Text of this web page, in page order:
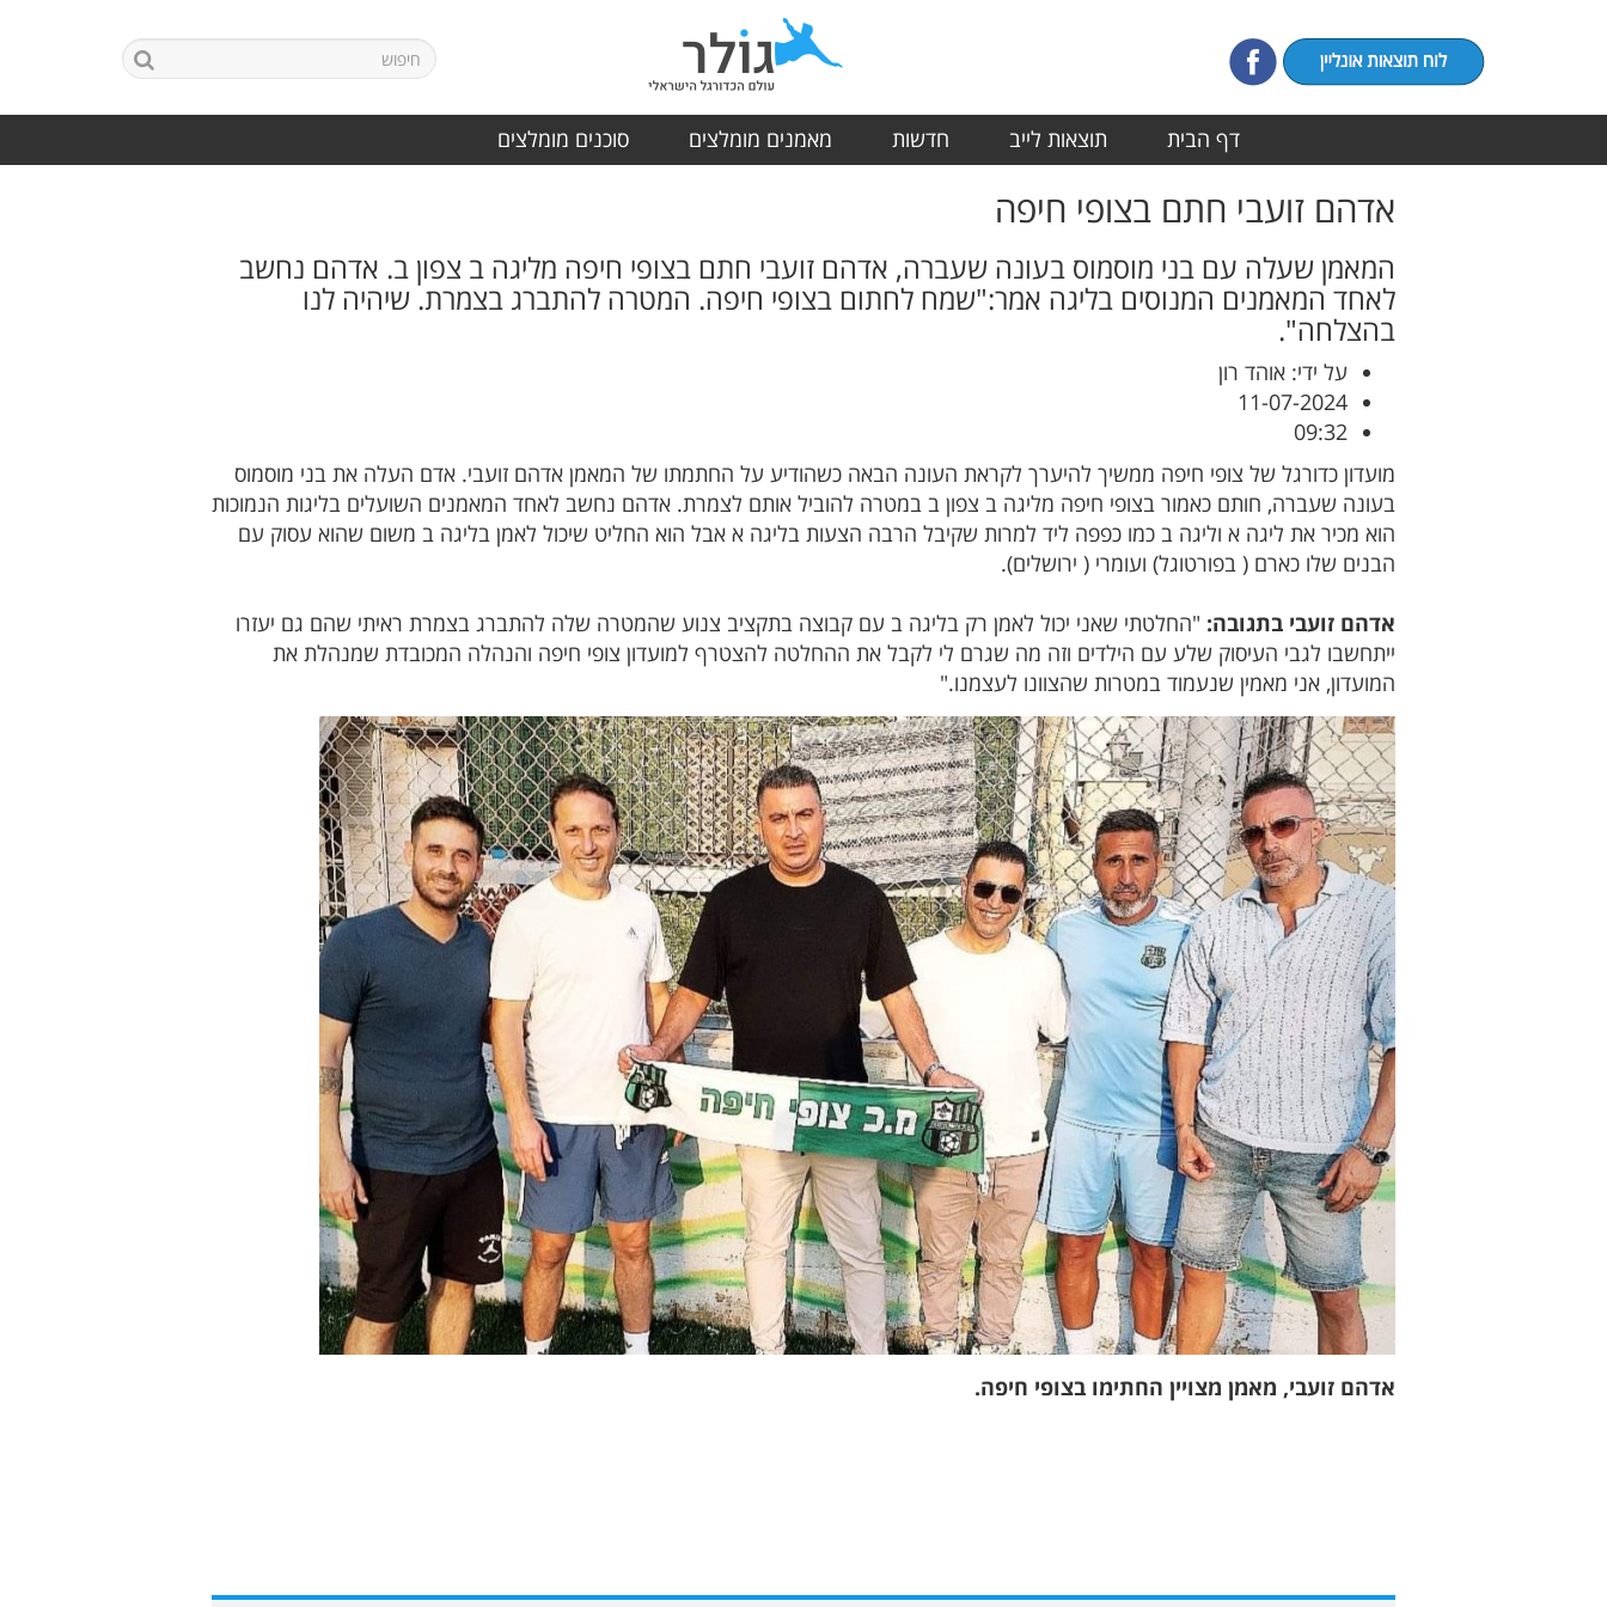
דף הבית תוצאות לייב חדשות מאמנים מומלצים סוכנים מומלצים
אדהם זועבי חתם בצופי חיפה
המאמן שעלה עם בני מוסמוס בעונה שעברה, אדהם זועבי חתם בצופי חיפה מליגה ב צפון ב. אדהם נחשב
לאחד המאמנים המנוסים בליגה אמר:"שמח לחתום בצופי חיפה. המטרה להתברג בצמרת. שיהיה לנו
בהצלחה".
על ידי: אוהד רון
11-07-2024
09:32
מועדון כדורגל של צופי חיפה ממשיך להיערך לקראת העונה הבאה כשהודיע על החתמתו של המאמן אדהם זועבי. אדם העלה את בני מוסמוס
בעונה שעברה, חותם כאמור בצופי חיפה מליגה ב צפון ב במטרה להוביל אותם לצמרת. אדהם נחשב לאחד המאמנים השועלים בליגות הנמוכות
הוא מכיר את ליגה א וליגה ב כמו כפפה ליד למרות שקיבל הרבה הצעות בליגה א אבל הוא החליט שיכול לאמן בליגה ב משום שהוא עסוק עם
הבנים שלו כארם ( בפורטוגל) ועומרי ( ירושלים).
אדהם זועבי בתגובה: "החלטתי שאני יכול לאמן רק בליגה ב עם קבוצה בתקציב צנוע שהמטרה שלה להתברג בצמרת ראיתי שהם גם יעזרו
ייתחשבו לגבי העיסוק שלע עם הילדים וזה מה שגרם לי לקבל את ההחלטה להצטרף למועדון צופי חיפה והנהלה המכובדת שמנהלת את
המועדון, אני מאמין שנעמוד במטרות שהצוונו לעצמנו."
אדהם זועבי, מאמן מצויין החתימו בצופי חיפה.